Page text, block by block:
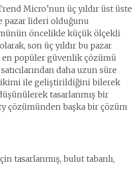
Micro’nun üç yıldır üst üste
pazar lideri olduğunu
öncelikle küçük ölçekli
son üç yıldır bu pazar
popüler güvenlik çözümü
daha uzun süre
ile geliştirildiğini bilerek
tasarlanmış bir
çözümünden başka bir çözüm
tasarlanmış, bulut tabanlı,